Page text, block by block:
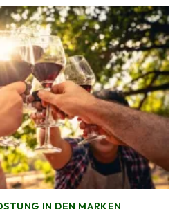
IN DEN MARKEN